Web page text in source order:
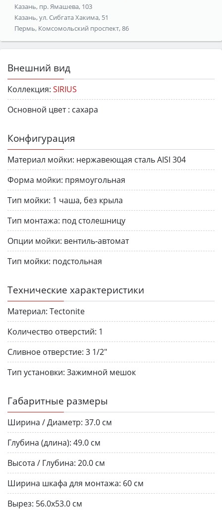
Казань, пр. Ямашева, 103
Казань, ул. Сибгата Хакима, 51
Пермь, Комсомольский проспект, 86
Внешний вид
Коллекция: SIRIUS
Основной цвет : сахара
Конфигурация
Материал мойки: нержавеющая сталь AISI 304
Форма мойки: прямоугольная
Тип мойки: 1 чаша, без крыла
Тип монтажа: под столешницу
Опции мойки: вентиль-автомат
Тип мойки: подстольная
Технические характеристики
Материал: Tectonite
Количество отверстий: 1
Сливное отверстие: 3 1/2"
Тип установки: Зажимной мешок
Габаритные размеры
Ширина / Диаметр: 37.0 см
Глубина (длина): 49.0 см
Высота / Глубина: 20.0 см
Ширина шкафа для монтажа: 60 см
Вырез: 56.0х53.0 см